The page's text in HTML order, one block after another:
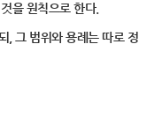
을 원칙으로 한다.
, 그 범위와 용례는 따로 정